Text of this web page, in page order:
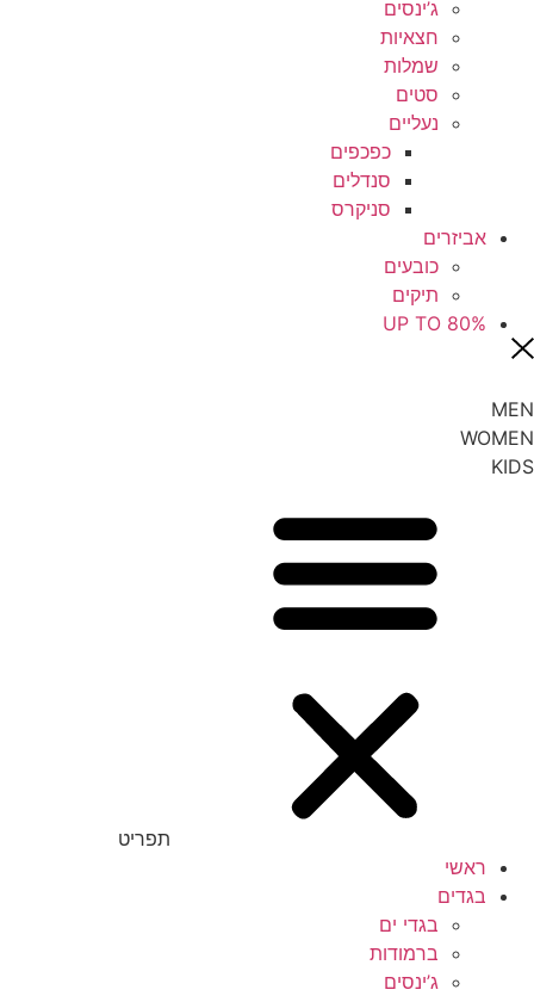
ג’ינסים
חצאיות
שמלות
סטים
נעליים
כפכפים
סנדלים
סניקרס
אביזרים
כובעים
תיקים
UP TO 80%
MEN
WOMEN
KIDS
תפריט
ראשי
בגדים
בגדי ים
ברמודות
ג’ינסים